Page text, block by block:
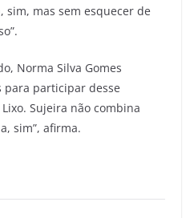
mas sem esquecer de
Norma Silva Gomes
para participar desse
Sujeira não combina
sim”, afirma.